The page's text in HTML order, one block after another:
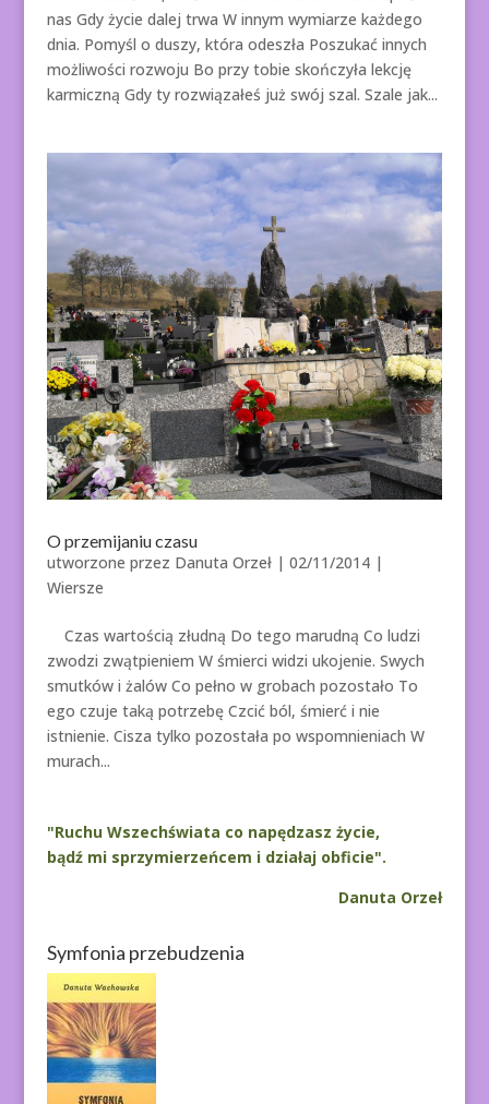
nas Gdy życie dalej trwa W innym wymiarze każdego
dnia. Pomyśl o duszy, która odeszła Poszukać innych
możliwości rozwoju Bo przy tobie skończyła lekcję
karmiczną Gdy ty rozwiązałeś już swój szal. Szale jak...
O przemijaniu czasu
utworzone przez Danuta Orzeł| 02/11/2014|
Wiersze
Czas wartością złudną Do tego marudną Co ludzi
zwodzi zwątpieniem W śmierci widzi ukojenie. Swych
smutków i żalów Co pełno w grobach pozostało To
ego czuje taką potrzebę Czcić ból, śmierć i nie
istnienie. Cisza tylko pozostała po wspomnieniach W
murach...
"Ruchu Wszechświata co napędzasz życie,
bądź mi sprzymierzeńcem i działaj obficie".
Danuta Orzeł
Symfonia przebudzenia